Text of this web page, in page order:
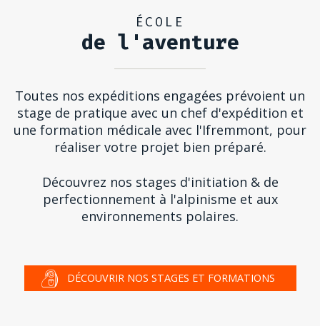
ÉCOLE
de l'aventure
Toutes nos expéditions engagées prévoient un
stage de pratique avec un chef d'expédition et
une formation médicale avec l'Ifremmont, pour
réaliser votre projet bien préparé.
Découvrez nos stages d'initiation & de
perfectionnement à l'alpinisme et aux
environnements polaires.
DÉCOUVRIR NOS STAGES ET FORMATIONS